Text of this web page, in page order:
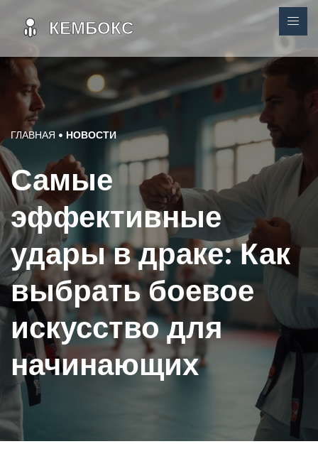
ГЛАВНАЯ НОВОСТИ
Самые
эффективные
удары в драке: Как
выбрать боевое
искусство для
начинающих